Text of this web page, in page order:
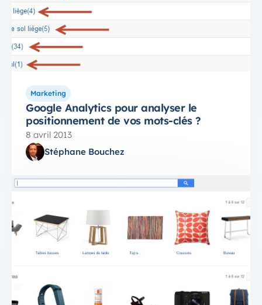
Marketing
Google Analytics pour analyser le
positionnement de vos mots-clés ?
8 avril 2013
Stéphane Bouchez